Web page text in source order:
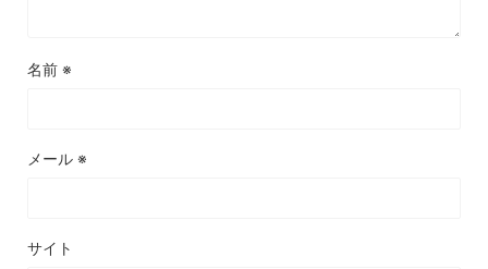
名前 ※
メール ※
サイト